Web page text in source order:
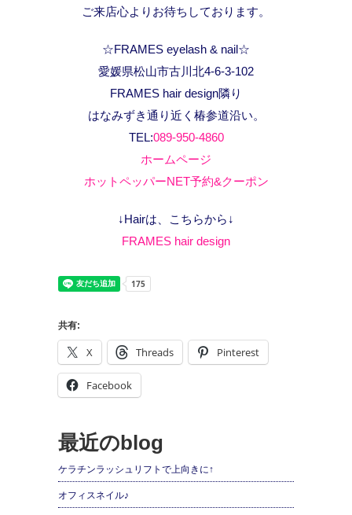
ご来店心よりお待ちしております。
☆FRAMES eyelash & nail☆
愛媛県松山市古川北4-6-3-102
FRAMES hair design隣り
はなみずき通り近く椿参道沿い。
TEL:089-950-4860
ホームページ
ホットペッパーNET予約&クーポン
↓Hairは、こちらから↓
FRAMES hair design
共有:
X Threads Pinterest
Facebook
最近のblog
ケラチンラッシュリフトで上向きに↑
オフィスネイル♪